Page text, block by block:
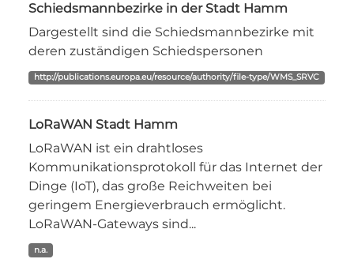
Schiedsmannbezirke in der Stadt Hamm
Dargestellt sind die Schiedsmannbezirke mit
deren zuständigen Schiedspersonen
http://publications.europa.eu/resource/authority/file-type/WMS_SRVC
LoRaWAN Stadt Hamm
LoRaWAN ist ein drahtloses
Kommunikationsprotokoll für das Internet der
Dinge (IoT), das große Reichweiten bei
geringem Energieverbrauch ermöglicht.
LoRaWAN-Gateways sind...
n.a.